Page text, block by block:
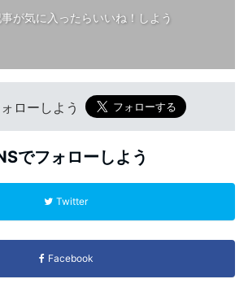
事が気に入ったらいいね！しよう
ローしよう
でフォローしよう
Twitter
Facebook